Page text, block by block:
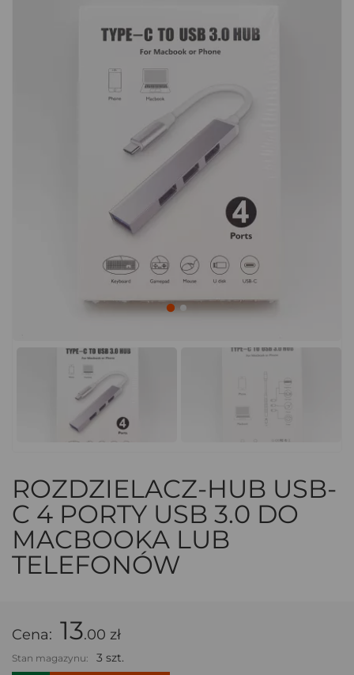
ROZDZIELACZ-HUB USB-
C 4 PORTY USB 3.0 DO
MACBOOKA LUB
TELEFONÓW
Cena: 13.00 zł
Stan magazynu: 3 szt.